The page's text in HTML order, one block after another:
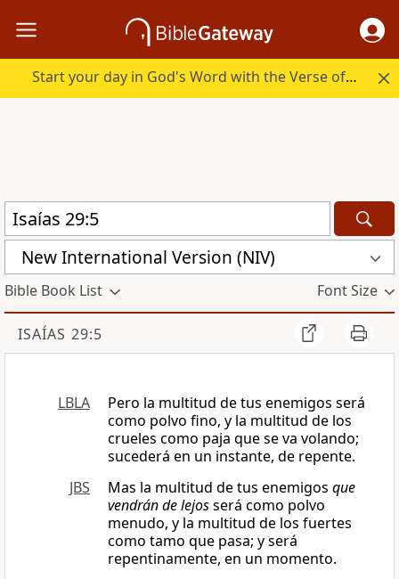
Start your day in God's Word with the Verse of the Day.
New International Version (NIV)
Bible Book List Font Size
ISAÍAS 29:5
LBLA
Pero la multitud de tus enemigos será
como polvo fino, y la multitud de los
crueles como paja que se va volando;
sucederá en un instante, de repente.
JBS
Mas la multitud de tus enemigos que
vendrán de lejosserá como polvo
menudo, y la multitud de los fuertes
como tamo que pasa; y será
repentinamente, en un momento.